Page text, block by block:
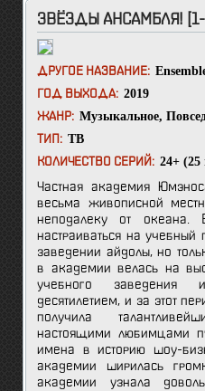
ЗВЁЗДЫ АНСАМБЛЯ! [1-
ДРУГОЕ НАЗВАНИЕ:
ГОД ВЫХОДА: 2019
ЖАНР: Музыкальное,
ТИП: ТВ
КОЛИЧЕСТВО СЕРИЙ: 24+
Частная академия
весьма живописной
неподалеку от
настраиваться на
заведении айдолы, но
в академии велась на
учебного заведения
десятилетием, и за этот
получила
настоящими любимцами
имена в историю шоу-
академии ширилась
академии узнала